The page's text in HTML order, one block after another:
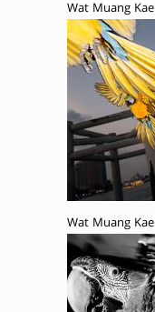
Wat Muang Kae
Wat Muang Kae